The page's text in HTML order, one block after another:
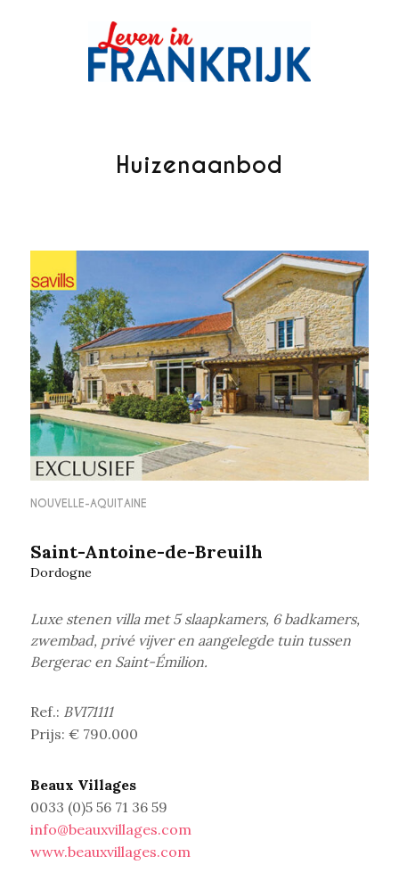
Huizenaanbod
NOUVELLE-AQUITAINE
Saint-Antoine-de-Breuilh
Dordogne
Luxe stenen villa met 5 slaapkamers, 6 badkamers,
zwembad, privé vijver en aangelegde tuin tussen
Bergerac en Saint-Émilion.
Ref.: BVI71111
Prijs: € 790.000
Beaux Villages
0033 (0)5 56 71 36 59
info@beauxvillages.com
www.beauxvillages.com